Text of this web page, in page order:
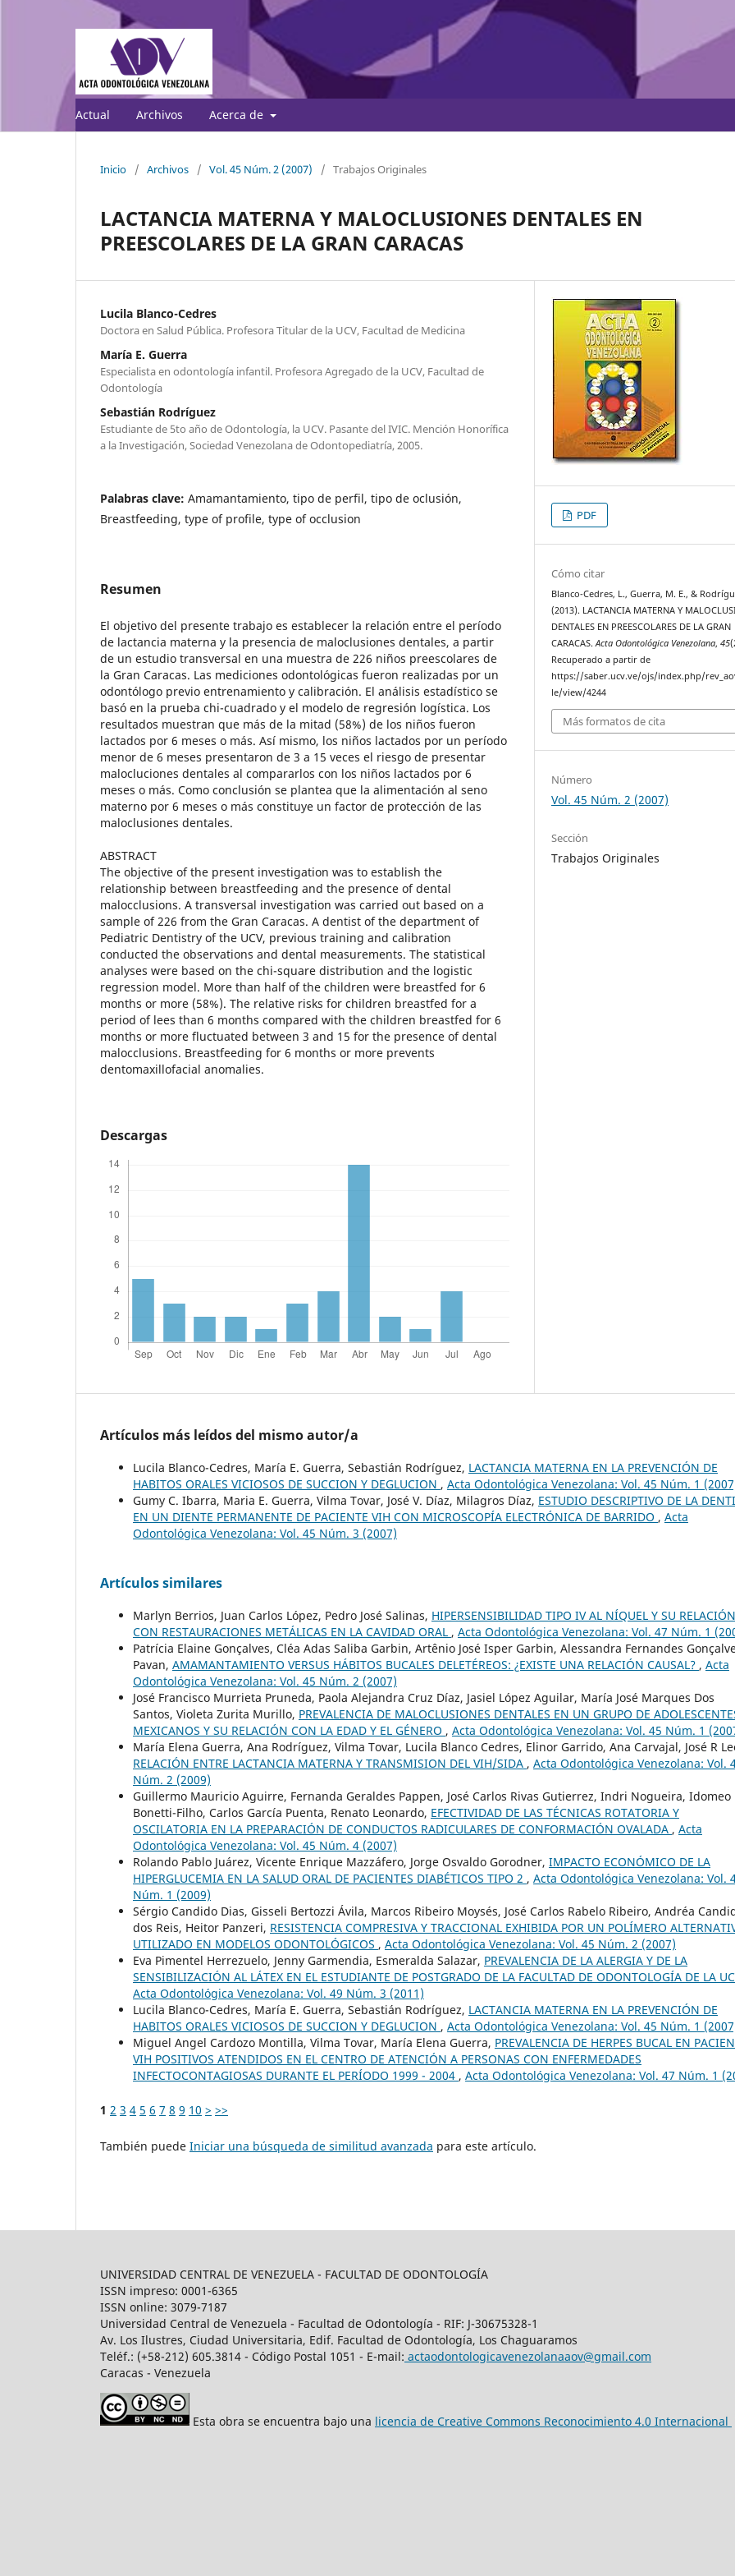
Actual Archivos Acerca de
Inicio / Archivos / Vol. 45 Núm. 2 (2007) / Trabajos Originales
LACTANCIA MATERNA Y MALOCLUSIONES DENTALES EN
PREESCOLARES DE LA GRAN CARACAS
Lucila Blanco-Cedres
Doctora en Salud Pública. Profesora Titular de la UCV, Facultad de Medicina
María E. Guerra
Especialista en odontología infantil. Profesora Agregado de la UCV, Facultad de
Odontología
Sebastián Rodríguez
Estudiante de 5to año de Odontología, la UCV. Pasante del IVIC. Mención Honorífica
a la Investigación, Sociedad Venezolana de Odontopediatría, 2005.
Palabras clave: Amamantamiento, tipo de perfil, tipo de oclusión,
Breastfeeding, type of profile, type of occlusion
Resumen
El objetivo del presente trabajo es establecer la relación entre el período
de lactancia materna y la presencia de maloclusiones dentales, a partir
de un estudio transversal en una muestra de 226 niños preescolares de
la Gran Caracas. Las mediciones odontológicas fueron realizadas por un
odontólogo previo entrenamiento y calibración. El análisis estadístico se
basó en la prueba chi-cuadrado y el modelo de regresión logística. Los
resultados muestran que más de la mitad (58%) de los niños fueron
lactados por 6 meses o más. Así mismo, los niños lactados por un período
menor de 6 meses presentaron de 3 a 15 veces el riesgo de presentar
malocluciones dentales al compararlos con los niños lactados por 6
meses o más. Como conclusión se plantea que la alimentación al seno
materno por 6 meses o más constituye un factor de protección de las
maloclusiones dentales.
ABSTRACT
The objective of the present investigation was to establish the
relationship between breastfeeding and the presence of dental
malocclusions. A transversal investigation was carried out based on a
sample of 226 from the Gran Caracas. A dentist of the department of
Pediatric Dentistry of the UCV, previous training and calibration
conducted the observations and dental measurements. The statistical
analyses were based on the chi-square distribution and the logistic
regression model. More than half of the children were breastfed for 6
months or more (58%). The relative risks for children breastfed for a
period of lees than 6 months compared with the children breastfed for 6
months or more fluctuated between 3 and 15 for the presence of dental
malocclusions. Breastfeeding for 6 months or more prevents
dentomaxillofacial anomalies.
Descargas
PDF
Cómo citar
Blanco-Cedres, L., Guerra, M. E., &
(2013). LACTANCIA MATERNA Y
DENTALES EN PREESCOLARES DE LA GRAN
CARACAS.Acta Odontológica Venezolana,45
Recuperado a partir de
https://saber.ucv.ve/ojs/index.php/
le/view/4244
Más formatos de cita
Número
Vol. 45 Núm. 2 (2007)
Sección
Trabajos Originales
Artículos más leídos del mismo autor/a
Lucila Blanco-Cedres, María E. Guerra, Sebastián Rodríguez, LACTANCIA MATERNA EN LA PREVENCIÓN DE
HABITOS ORALES VICIOSOS DE SUCCION Y DEGLUCION , Acta Odontológica Venezolana: Vol. 45 Núm. 1
Gumy C. Ibarra, Maria E. Guerra, Vilma Tovar, José V. Díaz, Milagros Díaz, ESTUDIO DESCRIPTIVO DE LA
EN UN DIENTE PERMANENTE DE PACIENTE VIH CON MICROSCOPÍA ELECTRÓNICA DE BARRIDO , Acta
Odontológica Venezolana: Vol. 45 Núm. 3 (2007)
Artículos similares
Marlyn Berrios, Juan Carlos López, Pedro José Salinas, HIPERSENSIBILIDAD TIPO IV AL NÍQUEL Y SU RELACIÓN
CON RESTAURACIONES METÁLICAS EN LA CAVIDAD ORAL , Acta Odontológica Venezolana: Vol. 47 Núm. 1
Patrícia Elaine Gonçalves, Cléa Adas Saliba Garbin, Artênio José Isper Garbin, Alessandra Fernandes
Pavan, AMAMANTAMIENTO VERSUS HÁBITOS BUCALES DELETÉREOS: ¿EXISTE UNA RELACIÓN CAUSAL? , Acta
Odontológica Venezolana: Vol. 45 Núm. 2 (2007)
José Francisco Murrieta Pruneda, Paola Alejandra Cruz Díaz, Jasiel López Aguilar, María José Marques Dos
Santos, Violeta Zurita Murillo, PREVALENCIA DE MALOCLUSIONES DENTALES EN UN GRUPO DE
MEXICANOS Y SU RELACIÓN CON LA EDAD Y EL GÉNERO , Acta Odontológica Venezolana: Vol. 45 Núm. 1
María Elena Guerra, Ana Rodríguez, Vilma Tovar, Lucila Blanco Cedres, Elinor Garrido, Ana Carvajal, José R
RELACIÓN ENTRE LACTANCIA MATERNA Y TRANSMISION DEL VIH/SIDA , Acta Odontológica Venezolana: Vol.
Núm. 2 (2009)
Guillermo Mauricio Aguirre, Fernanda Geraldes Pappen, José Carlos Rivas Gutierrez, Indri Nogueira, Idomeo
Bonetti-Filho, Carlos García Puenta, Renato Leonardo, EFECTIVIDAD DE LAS TÉCNICAS ROTATORIA Y
OSCILATORIA EN LA PREPARACIÓN DE CONDUCTOS RADICULARES DE CONFORMACIÓN OVALADA , Acta
Odontológica Venezolana: Vol. 45 Núm. 4 (2007)
Rolando Pablo Juárez, Vicente Enrique Mazzáfero, Jorge Osvaldo Gorodner, IMPACTO ECONÓMICO DE LA
HIPERGLUCEMIA EN LA SALUD ORAL DE PACIENTES DIABÉTICOS TIPO 2 , Acta Odontológica Venezolana: Vol.
Núm. 1 (2009)
Sérgio Candido Dias, Gisseli Bertozzi Ávila, Marcos Ribeiro Moysés, José Carlos Rabelo Ribeiro, Andréa
dos Reis, Heitor Panzeri, RESISTENCIA COMPRESIVA Y TRACCIONAL EXHIBIDA POR UN POLÍMERO
UTILIZADO EN MODELOS ODONTOLÓGICOS , Acta Odontológica Venezolana: Vol. 45 Núm. 2 (2007)
Eva Pimentel Herrezuelo, Jenny Garmendia, Esmeralda Salazar, PREVALENCIA DE LA ALERGIA Y DE LA
SENSIBILIZACIÓN AL LÁTEX EN EL ESTUDIANTE DE POSTGRADO DE LA FACULTAD DE ODONTOLOGÍA DE LA
Acta Odontológica Venezolana: Vol. 49 Núm. 3 (2011)
Lucila Blanco-Cedres, María E. Guerra, Sebastián Rodríguez, LACTANCIA MATERNA EN LA PREVENCIÓN DE
HABITOS ORALES VICIOSOS DE SUCCION Y DEGLUCION , Acta Odontológica Venezolana: Vol. 45 Núm. 1
Miguel Angel Cardozo Montilla, Vilma Tovar, María Elena Guerra, PREVALENCIA DE HERPES BUCAL EN
VIH POSITIVOS ATENDIDOS EN EL CENTRO DE ATENCIÓN A PERSONAS CON ENFERMEDADES
INFECTOCONTAGIOSAS DURANTE EL PERÍODO 1999 - 2004 , Acta Odontológica Venezolana: Vol. 47 Núm. 1
1 2 3 4 5 6 7 8 9 10 > >>
También puede Iniciar una búsqueda de similitud avanzada para este artículo.
UNIVERSIDAD CENTRAL DE VENEZUELA - FACULTAD DE ODONTOLOGÍA
ISSN impreso: 0001-6365
ISSN online: 3079-7187
Universidad Central de Venezuela - Facultad de Odontología - RIF: J-30675328-1
Av. Los Ilustres, Ciudad Universitaria, Edif. Facultad de Odontología, Los Chaguaramos
Teléf.: (+58-212) 605.3814 - Código Postal 1051 - E-mail: actaodontologicavenezolanaaov@gmail.com
Caracas - Venezuela
Esta obra se encuentra bajo una licencia de Creative Commons Reconocimiento 4.0 Internacional